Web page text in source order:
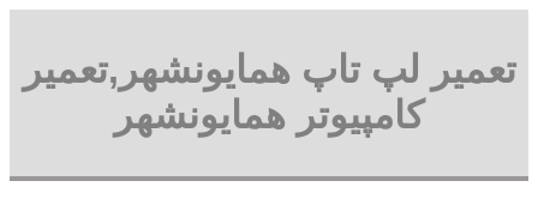
تعمیر لپ تاپ همایونشهر,تعمیر
کامپیوتر همایونشهر